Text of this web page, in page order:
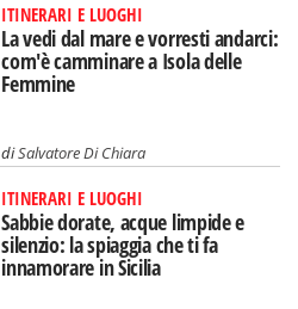
ITINERARI E LUOGHI
La vedi dal mare e vorresti andarci:
com'è camminare a Isola delle
Femmine
diSalvatore Di Chiara
ITINERARI E LUOGHI
Sabbie dorate, acque limpide e
silenzio: la spiaggia che ti fa
innamorare in Sicilia